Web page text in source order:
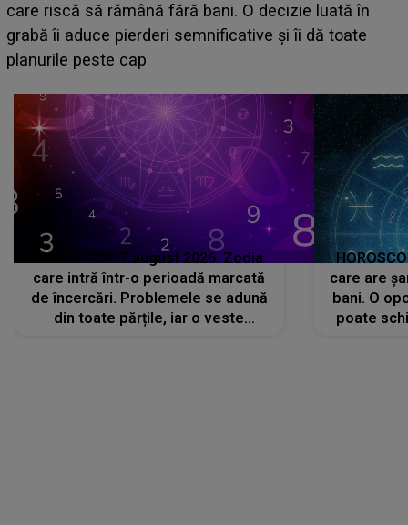
acum! În fața Alexandrei, concurentul din Casa Iubirii
face o MĂRTURISIRE NEAȘTEPTATĂ despre mama
sa: "I-am spus și ei în față, eu nu te iubesc pentru
HOROSCOP 7 august 2026. Zodia
care intră într-o perioadă marcată
de încercări. Problemele se adună
din toate părțile, iar o veste
care are
bani. O
poate